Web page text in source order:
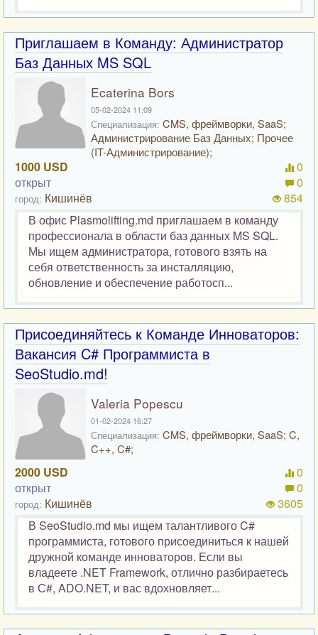
Приглашаем в Команду: Администратор
Баз Данных MS SQL
Ecaterina Bors
05-02-2024 11:09
Специализация: CMS, фреймворки, SaaS;
Администрирование Баз Данных; Прочее
(IT-Администрирование);
1000 USD
открыт
город: Кишинёв
0
0
854
В офис Plasmolifting.md приглашаем в команду
профессионала в области баз данных MS SQL.
Мы ищем администратора, готового взять на
себя ответственность за инсталляцию,
обновление и обеспечение работосп...
Присоединяйтесь к Команде Инноваторов:
Вакансия C# Программиста в
SeoStudio.md!
Valeria Popescu
01-02-2024 16:27
Специализация: CMS, фреймворки, SaaS; C,
C++, C#;
2000 USD
открыт
город: Кишинёв
0
0
3605
В SeoStudio.md мы ищем талантливого C#
программиста, готового присоединиться к нашей
дружной команде инноваторов. Если вы
владеете .NET Framework, отлично разбираетесь
в С#, ADO.NET, и вас вдохновляет...